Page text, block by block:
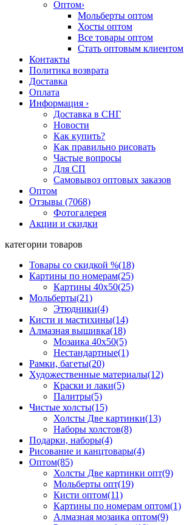
Оптом›
Мольберты оптом
Хосты оптом
Все товары оптом
Стать оптовым клиентом
Контакты
Политика возврата
Доставка
Оплата
Информация ›
Доставка в СНГ
Новости
Как купить?
Как правильно рисовать
Частые вопросы
Для СП
Самовывоз оптовых заказов
Оптом
Отзывы (7068)
Фотогалерея
Акции и скидки
категории товаров
Товары со скидкой %(18)
Картины по номерам(25)
Картины 40x50(25)
Мольберты(21)
Этюдники(4)
Кисти и мастихины(14)
Алмазная вышивка(18)
Мозаика 40x50(5)
Нестандартные(1)
Рамки, багеты(20)
Художественные материалы(12)
Краски и лаки(5)
Палитры(5)
Чистые холсты(15)
Холсты Две картинки(13)
Наборы холстов(8)
Подарки, наборы(4)
Рисование и канцтовары(4)
Оптом(85)
Холсты Две картинки опт(9)
Мольберты опт(19)
Кисти оптом(11)
Картины по номерам оптом(1)
Алмазная мозаика оптом(9)